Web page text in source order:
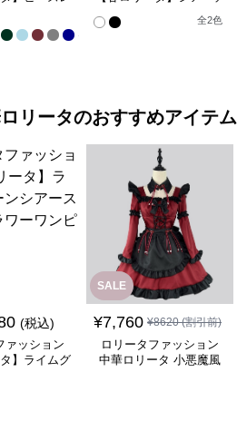
全2色
リータのおすすめアイテム
(税込)
ァッション
タ】ライムグ
SALE
¥7,760 ¥8620(割引前)
ロリータファッション
中華ロリータ 小悪魔風